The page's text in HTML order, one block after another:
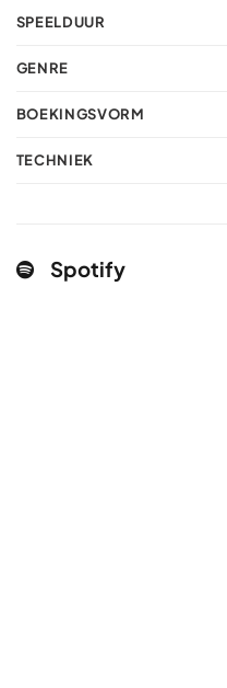
SPEELDUUR
GENRE
BOEKINGSVORM
TECHNIEK
Spotify